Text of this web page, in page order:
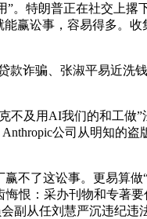
。特朗普正在社交上撂
赢讼事，容易得多。
诈骗、张淑平易近洗
及用AI我们的和工做”
公司从明知的
不了这讼事。更易算做
恨：采办刊物和专著要
副从任刘慧严沉违纪违